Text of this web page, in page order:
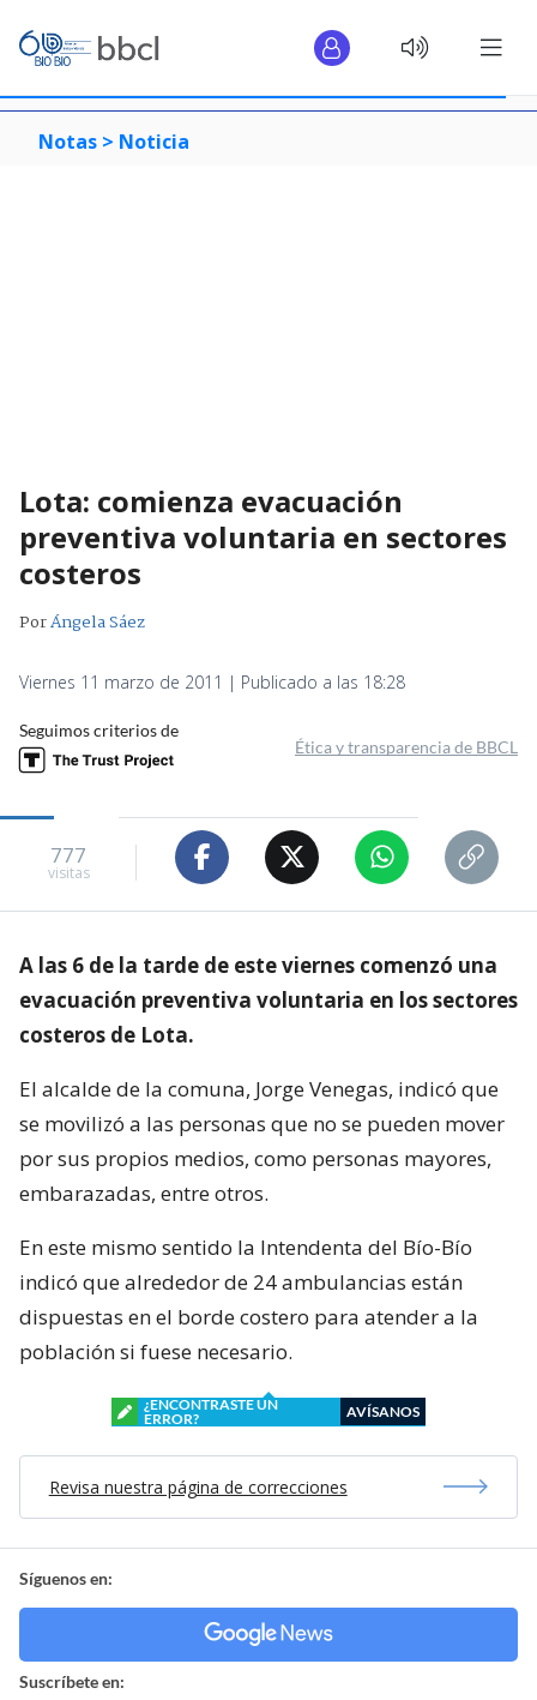
Notas > Noticia
Lota: comienza evacuación
preventiva voluntaria en sectores
costeros
PorÁngela Sáez
Viernes 11 marzo de 2011 | Publicado a las 18:28
Seguimos criterios de
Ética y transparencia de BBCL
777
visitas
A las 6 de la tarde de este viernes comenzó una
evacuación preventiva voluntaria en los sectores
costeros de Lota.
El alcalde de la comuna, Jorge Venegas, indicó que
se movilizó a las personas que no se pueden mover
por sus propios medios, como personas mayores,
embarazadas, entre otros.
En este mismo sentido la Intendenta del Bío-Bío
indicó que alrededor de 24 ambulancias están
dispuestas en el borde costero para atender a la
población si fuese necesario.
¿ENCONTRASTE UN
ERROR?
AVÍSANOS
Revisa nuestra página de correcciones
Síguenos en:
Suscríbete en: